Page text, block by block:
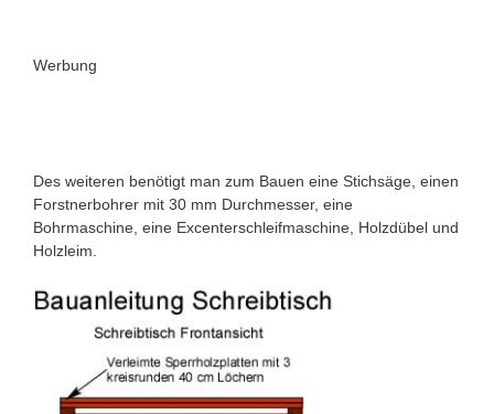
Werbung
Des weiteren benötigt man zum Bauen eine Stichsäge, einen
Forstnerbohrer mit 30 mm Durchmesser, eine
Bohrmaschine, eine Excenterschleifmaschine, Holzdübel und
Holzleim.